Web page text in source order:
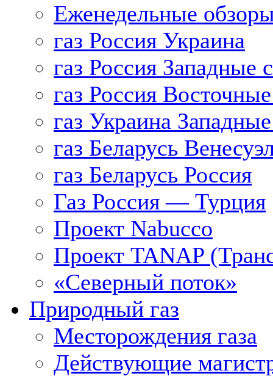
Еженедельные
газ Россия Украина
газ Россия Западные
газ Россия
газ Украина
газ Беларусь
газ Беларусь Россия
Газ Россия — Турция
Проект Nabucco
Проект TANAP
«Северный поток»
Природный газ
Месторождения газа
Действующие